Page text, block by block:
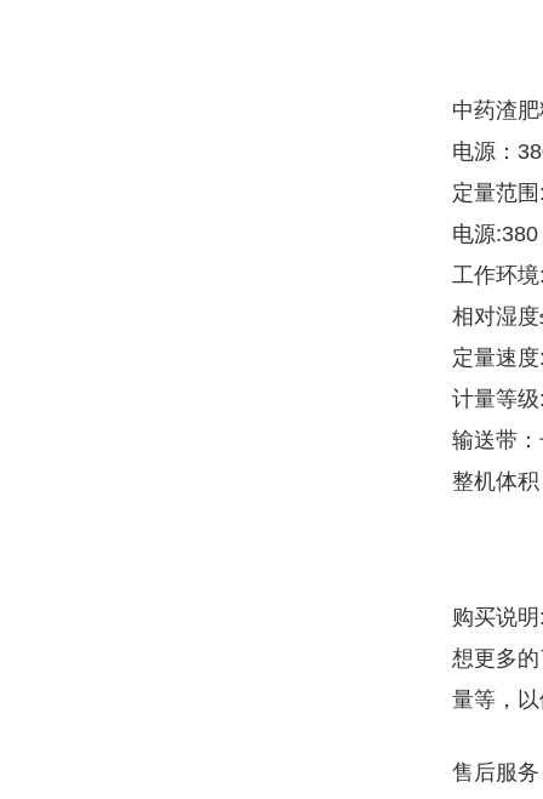
中药渣
电源：
定量范
电源
工作环
相对湿
定量速
计量等
输送带
整机体
购买说明
想更多
量等，
售后服